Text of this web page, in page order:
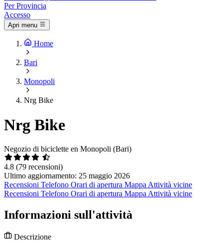
Per Provincia
Accesso
Apri menu
Home
Bari
Monopoli
Nrg Bike
Nrg Bike
Negozio di biciclette en Monopoli (Bari)
4.8 (79 recensioni)
Ultimo aggiornamento: 25 maggio 2026
Recensioni Telefono Orari di apertura Mappa Attività vicine
Recensioni Telefono Orari di apertura Mappa Attività vicine
Informazioni sull'attività
Descrizione